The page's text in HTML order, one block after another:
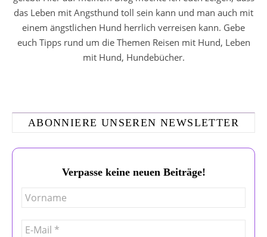
das Leben mit Angsthund toll sein kann und man auch mit
einem ängstlichen Hund herrlich verreisen kann. Gebe
euch Tipps rund um die Themen Reisen mit Hund, Leben
mit Hund, Hundebücher.
ABONNIERE UNSEREN NEWSLETTER
Verpasse keine neuen Beiträge!